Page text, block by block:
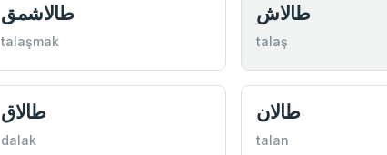
طالاشمق
talaşmak
طالاش
talaş
طالاق
dalak
طالان
talan